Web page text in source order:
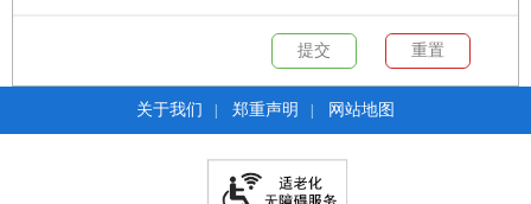
关于我们 郑重声明 网站地图